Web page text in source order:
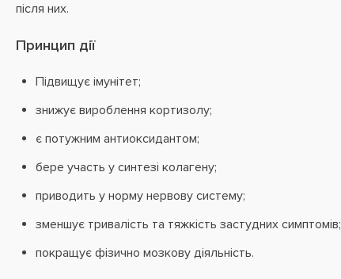
після них.
Принцип дії
Підвищує імунітет;
знижує вироблення кортизолу;
є потужним антиоксидантом;
бере участь у синтезі колагену;
приводить у норму нервову систему;
зменшує тривалість та тяжкість застудних симптомів;
покращує фізично мозкову діяльність.